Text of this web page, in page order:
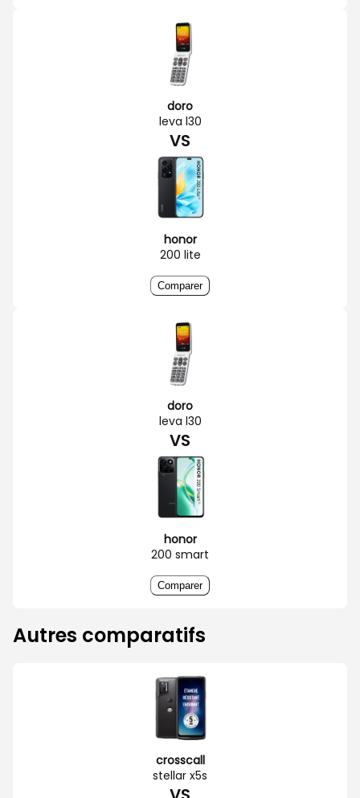
doro
leva l30
VS
honor
200 lite
Comparer
doro
leva l30
VS
honor
200 smart
Comparer
Autres comparatifs
crosscall
stellar x5s